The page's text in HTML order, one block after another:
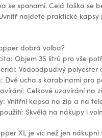
se sponami. Celá taška se
najdete praktické kapsy
dobrá volba?
Objem 35 litrů pro vše
Vodoodpudivý polyester
Dvě ucha s karabinami pro
Celkové uzavírání na
Vnitřní kapsa na zip a na
Skvělá na nákupy i
XL je víc než jen